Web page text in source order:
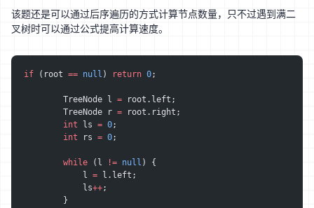
该题还是可以通过后序遍历的方式计算节点数量，只不过遇到满二
叉树时可以通过公式提高计算速度。
if (root == null ) return 0;
        TreeNode l
= root.left;
        TreeNode r
= root.right;
        int
ls = 0;
        int
rs = 0;
        while
(l != null ) {
            l
= l.left;
            ls
++;
        }